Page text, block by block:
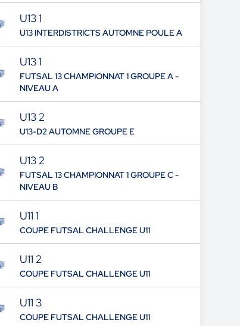
U13 1
U13 INTERDISTRICTS AUTOMNE POULE A
U13 1
FUTSAL 13 CHAMPIONNAT 1 GROUPE A -
NIVEAU A
U13 2
U13-D2 AUTOMNE GROUPE E
U13 2
FUTSAL 13 CHAMPIONNAT 1 GROUPE C -
NIVEAU B
U11 1
COUPE FUTSAL CHALLENGE U11
U11 2
COUPE FUTSAL CHALLENGE U11
U11 3
COUPE FUTSAL CHALLENGE U11